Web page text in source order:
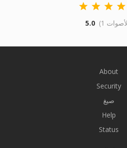
5.0
About
Security
صيغ
Help
Status